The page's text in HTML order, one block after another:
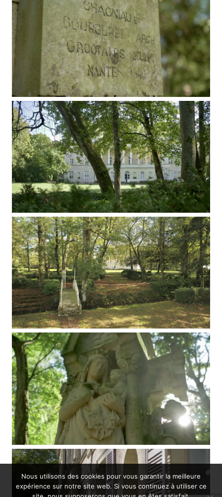
Nous utilisons des cookies pour vous garantir la meilleure
expérience sur notre site web. Si vous continuez à utiliser ce